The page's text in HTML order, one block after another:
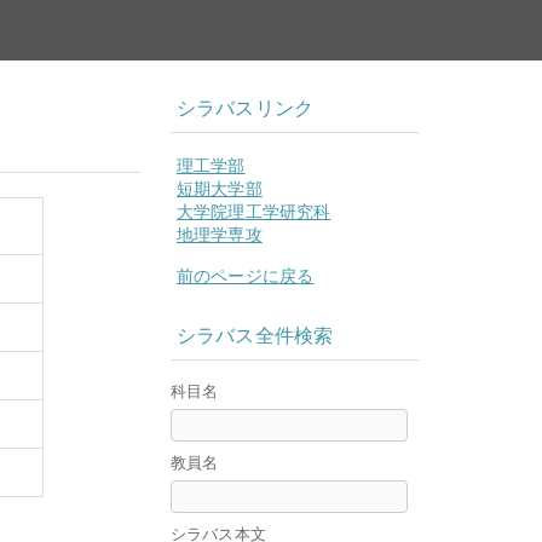
シラバスリンク
理工学部
短期大学部
大学院理工学研究科
地理学専攻
前のページに戻る
シラバス全件検索
科目名
教員名
シラバス本文